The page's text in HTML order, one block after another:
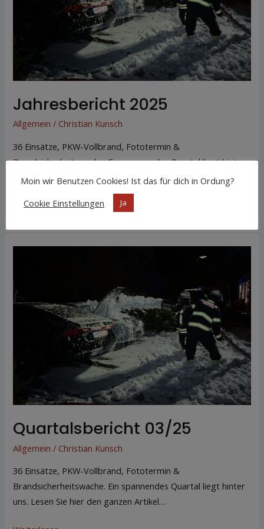
Jahresbericht 2025
Allgemein / Christian Kunsch
36 Einsätze, PKW-Vollbrand, Fototermin &
Brandsicherheitswache. Ein spannendes Quartal liegt hinter
uns. Lesen Sie hier den ganzen Artikel…
Weiterlesen »
Quartalsbericht 03/25
Allgemein / Christian Kunsch
36 Einsätze, PKW-Vollbrand, Fototermin &
Brandsicherheitswache. Ein spannendes Quartal liegt hinter
uns. Lesen Sie hier den ganzen Artikel…
Moin wir Benutzen Cookies! Ist das für dich in Ordung?
Cookie Einstellungen
Ja